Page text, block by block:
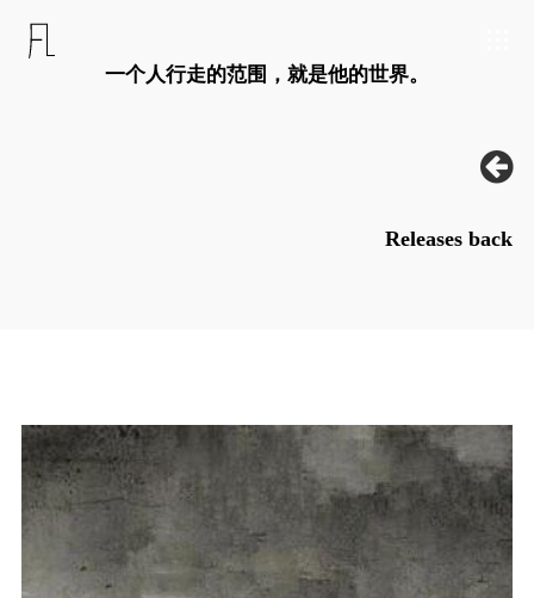
一个人行走的范围，就是他的世界。
Releases back